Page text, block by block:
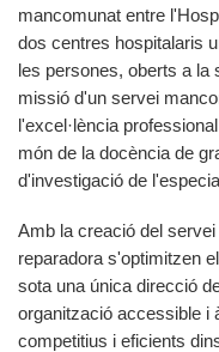
mancomunat entre
dos centres hospitalaris
les persones, oberts a la
missió d'un servei
l'excel·lència
món de la docència de
d'investigació de
Amb la creació del
reparadora s'optimitzen
sota una única direcció
organització accessible i
competitius i eficients